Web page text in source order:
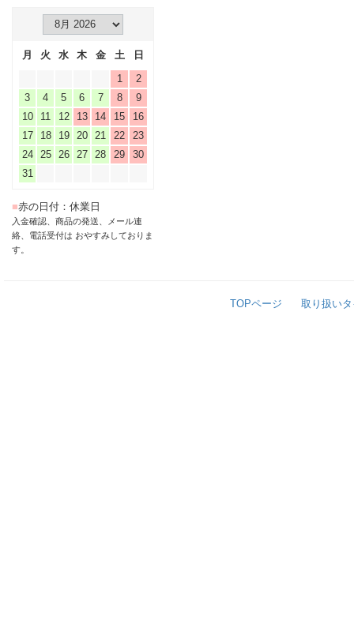
月 火 水 木 金 土
日
1
2
3
4 5 6 7 8
9
10
11 12 13 14 15
16
17
18 19 20 21 22
23
24
25 26 27 28 29
30
31
■赤の日付：休業日
入金確認、商品の発送、メール連
絡、電話受付は おやすみしておりま
す。
TOPページ 取り扱い